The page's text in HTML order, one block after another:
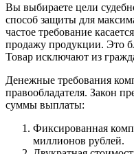
Вы выбираете цели
способ защиты для
частое требование
продажу продукции. Это
Товар исключают из
Денежные требования
правообладателя. Закон
суммы выплаты:
Фиксированная
миллионов рублей.